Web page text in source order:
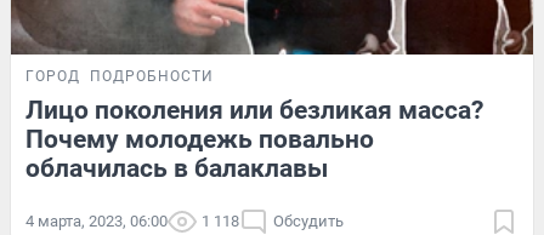
ГОРОД ПОДРОБНОСТИ
Лицо поколения или безликая масса?
Почему молодежь повально
облачилась в балаклавы
4 марта, 2023, 06:00 1 118 Обсудить